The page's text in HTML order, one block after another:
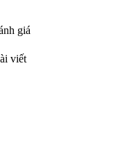
giá
viết